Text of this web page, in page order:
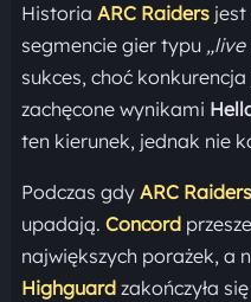
Historia ARC Raidersjest
segmencie gier typu „live
sukces, choć
zachęcone wynikami
ten kierunek, jednak nie
Podczas gdy ARC Raiders
upadają. Concord
największych porażek, a
Highguardzakończyła